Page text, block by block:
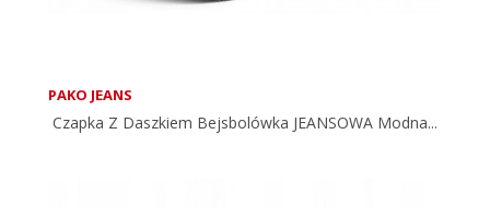
PAKO JEANS
Czapka Z Daszkiem Bejsbolówka JEANSOWA Modna...